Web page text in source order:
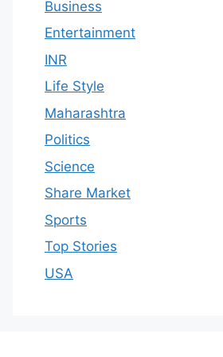
Business
Entertainment
INR
Life Style
Maharashtra
Politics
Science
Share Market
Sports
Top Stories
USA